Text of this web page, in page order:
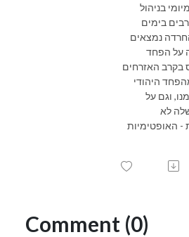
בניהול
בימים
נמצאים
על הפחד
האזרחים
היהודי
וגם על
לא
האופטימיות
Comment (0)